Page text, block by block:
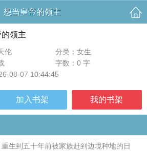
想当皇帝的领主
领主
伦
分类：女生
字数：0 字
08-07 10:44:45
加入书架 我的书架
到五十年前被家族赶到边境种地的日